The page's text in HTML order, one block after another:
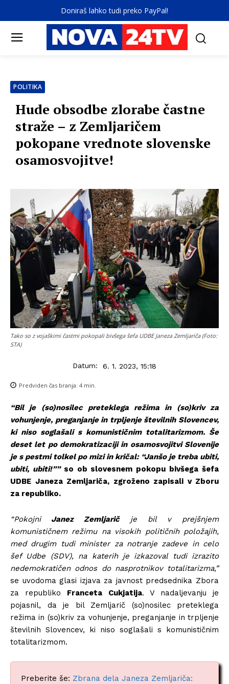
Doniraš lahko tudi preko PayPal!
POLITIKA
Hude obsodbe zlorabe častne
straže – z Zemljaričem
pokopane vrednote slovenske
osamosvojitve!
Tako so z vojaškimi častmi pokopali bivšega šefa UDBE Janeza Zemljariča (Foto:
STA)
Datum: 6. 1. 2023, 15:18
Predviden čas branja: 4 min.
“Bil je (so)nosilec preteklega režima in (so)kriv za
vohunjenje, preganjanje in trpljenje številnih Slovencev,
ki niso soglašali s komunističnim totalitarizmom. Še
deset let po demokratizaciji in osamosvojitvi Slovenije
je s pestmi tolkel po mizi in kričal: “Janšo je treba ubiti,
ubiti, ubiti!””so ob slovesnem pokopu bivšega šefa
UDBE Janeza Zemljariča, zgroženo zapisali v Zboru
za republiko.
“PokojniJanez Zemljaričje bil v prejšnjem
komunističnem režimu na visokih političnih položajih,
med drugim tudi minister za notranje zadeve in celo
šef Udbe (SDV), na katerih je izkazoval tudi izrazito
nedemokratičen odnos do nasprotnikov totalitarizma,”
se uvodoma glasi izjava za javnost predsednika Zbora
za republiko Franceta Cukjatija. V nadaljevanju je
pojasnil, da je bil Zemljarič (so)nosilec preteklega
režima in (so)kriv za vohunjenje, preganjanje in trpljenje
številnih Slovencev, ki niso soglašali s komunističnim
totalitarizmom.
Preberite še: Zbrana dela Janeza Zemljariča: